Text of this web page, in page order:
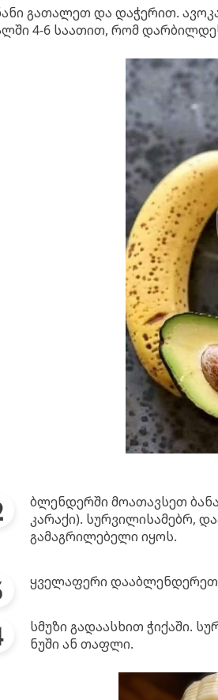
გათალეთ და დაჭერით.
4-6 საათით, რომ
ბლენდერში მოათავსეთ
კარაქი). სურვილისამებრ,
გამაგრილებელი იყოს.
ყველაფერი დააბლენდერეთ,
სმუზი გადაასხით ჭიქაში.
ნუში ან თაფლი.